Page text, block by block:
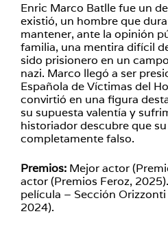
Enric Marco Batlle fue un
existió, un hombre que
mantener, ante la opinión
familia, una mentira difícil
sido prisionero en un
nazi. Marco llegó a ser
Española de Víctimas del
convirtió en una figura
su supuesta valentía y
historiador descubre que
completamente falso.
Premios: Mejor actor
actor (Premios Feroz,
película – Sección
2024).